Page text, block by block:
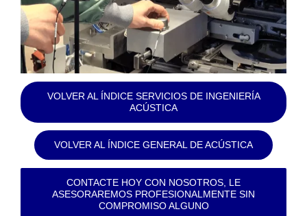
VOLVER AL ÍNDICE SERVICIOS DE INGENIERÍA
ACÚSTICA
VOLVER AL ÍNDICE GENERAL DE ACÚSTICA
CONTACTE HOY CON NOSOTROS, LE
ASESORAREMOS PROFESIONALMENTE SIN
COMPROMISO ALGUNO